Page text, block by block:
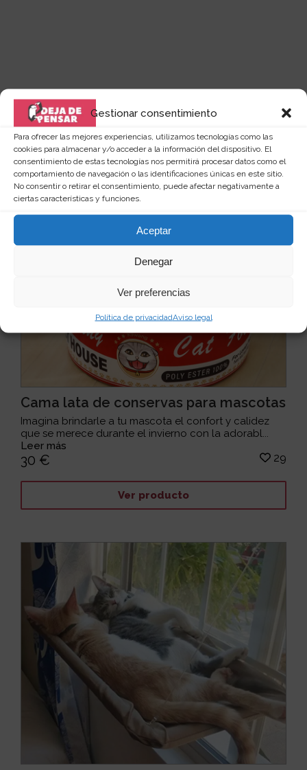
Gestionar consentimiento
Para ofrecer las mejores experiencias, utilizamos tecnologías como las
cookies para almacenar y/o acceder a la información del dispositivo. El
consentimiento de estas tecnologías nos permitirá procesar datos como el
comportamiento de navegación o las identificaciones únicas en este sitio.
No consentir o retirar el consentimiento, puede afectar negativamente a
ciertas características y funciones.
Aceptar
Denegar
Ver preferencias
Política de privacidadAviso legal
Quizás te puede interesar...
Cama lata de conservas para mascotas
Imagina brindarle a tu mascota el confort y calidez
que se merece durante el invierno con la adorabl...
Leer más
30 € 29
Ver producto